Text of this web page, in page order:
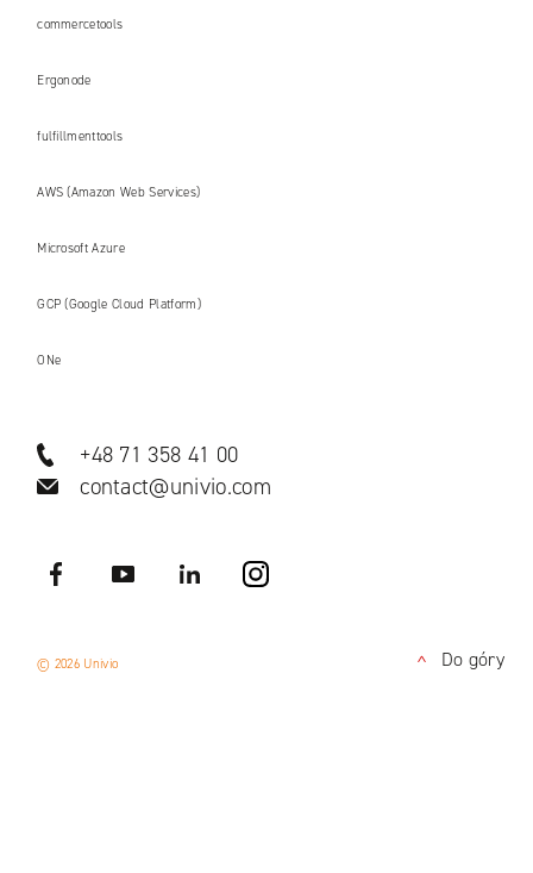
commercetools
Ergonode
fulfillmenttools
AWS (Amazon Web Services)
Microsoft Azure
GCP (Google Cloud Platform)
ONe
+48 71 358 41 00
contact@univio.com
Facebook YouTube LinkedIN
© 2026 Univio <Do góry